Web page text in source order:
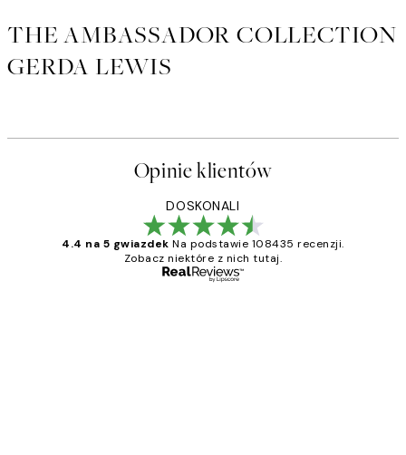
THE AMBASSADOR COLLECTION
GERDA LEWIS
Opinie klientów
DOSKONALI
4.4 na 5 gwiazdek Na podstawie 108435 recenzji.
Zobacz niektóre z nich tutaj.